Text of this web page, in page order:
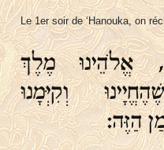
Le 1er soir de ‘Hanouka, on
אֱלֹהֵינוּ מֶלֶךְ
וְקִיְּמָנוּ
הַזֶּה: